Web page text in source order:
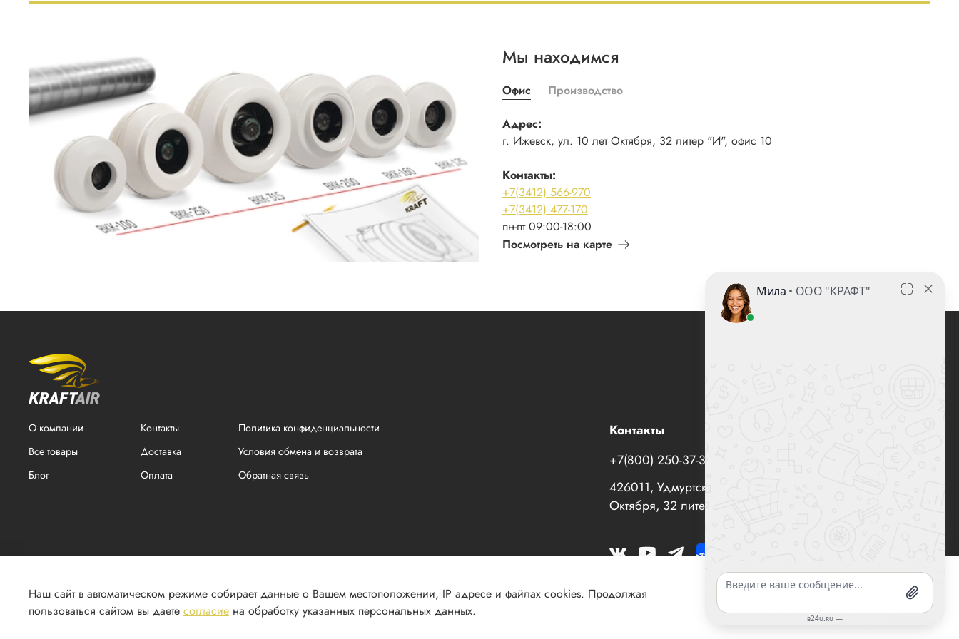
Мы находимся
Офис Производство
Адрес:
г. Ижевск, ул. 10 лет Октября, 32 литер "И", офис 10
Контакты:
+7(3412) 566-970
+7(3412) 477-170
пн-пт 09:00-18:00
Посмотреть на карте
О компании
Все товары
Блог
Контакты
Доставка
Оплата
Политика конфиденциальности
Условия обмена и возврата
Обратная связь
Контакты
+7(800) 250-37-35
426011, Удмуртская Республика, г. Ижевск, ул. 10 лет
Октября, 32 литер "И", офис 10
2026 г. © Все права защищены. ООО "КРАФТ". ИНН 1831174030 КПП 184001001 ОГРН 1151831003609
Наш сайт в автоматическом режиме собирает данные о Вашем местоположении, IP адресе и файлах cookies. Продолжая
пользоваться сайтом вы даете согласие на обработку указанных персональных данных.